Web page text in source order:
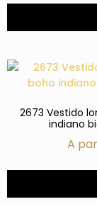
2673 Vestido
indiano
A